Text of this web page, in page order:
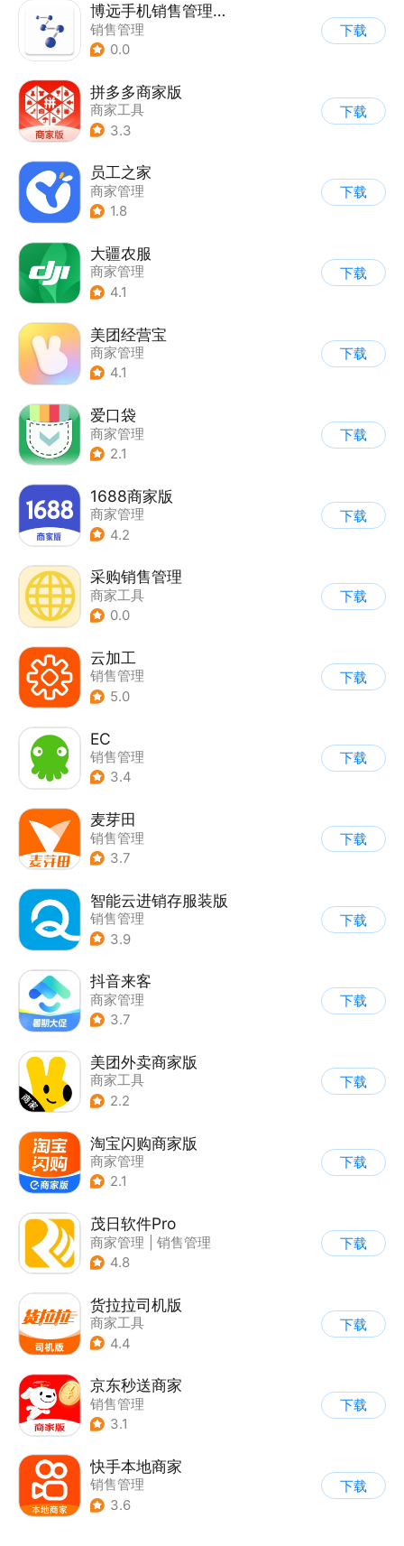
博远手机销售管理系统软件
销售管理
0.0
下载
拼多多商家版
商家工具
3.3
下载
员工之家
商家管理
1.8
下载
大疆农服
商家管理
4.1
下载
美团经营宝
商家管理
4.1
下载
爱口袋
商家管理
2.1
下载
1688商家版
商家管理
4.2
下载
采购销售管理
商家工具
0.0
下载
云加工
销售管理
5.0
下载
EC
销售管理
3.4
下载
麦芽田
销售管理
3.7
下载
智能云进销存服装版
销售管理
3.9
下载
抖音来客
商家管理
3.7
下载
美团外卖商家版
商家工具
2.2
下载
淘宝闪购商家版
商家管理
2.1
下载
茂日软件Pro
商家管理
销售管理
4.8
下载
货拉拉司机版
商家工具
4.4
下载
京东秒送商家
销售管理
3.1
下载
快手本地商家
销售管理
3.6
下载